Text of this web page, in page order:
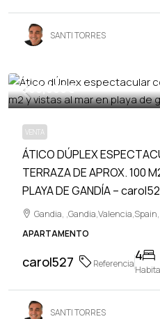
SANTI TORRES
360,000€
VENTA
ÁTICO DÚPLEX
TERRAZA DE APROX. 100
PLAYA DE GANDÍA –
Gandia,
APARTAMENTO
carol527 Referencia
4
SANTI TORRES